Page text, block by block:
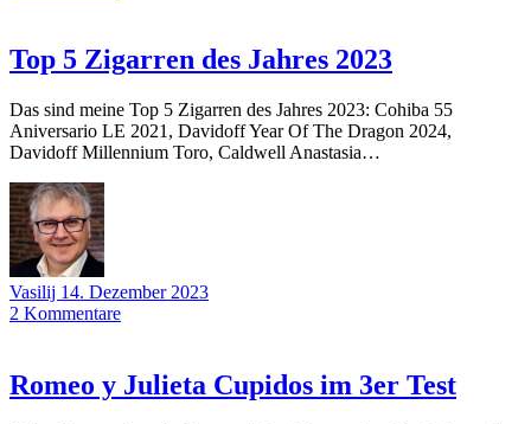
Top 5 Zigarren des Jahres 2023
Das sind meine Top 5 Zigarren des Jahres 2023: Cohiba 55
Aniversario LE 2021, Davidoff Year Of The Dragon 2024,
Davidoff Millennium Toro, Caldwell Anastasia…
Vasilij 14. Dezember 2023
2 Kommentare
Romeo y Julieta Cupidos im 3er Test